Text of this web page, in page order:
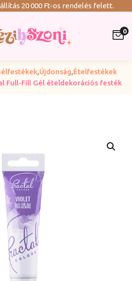
20 000 Ft-os rendelés felett.
0
,Újdonság,Ételfestékek
Full-Fill Gél ételdekorációs festék